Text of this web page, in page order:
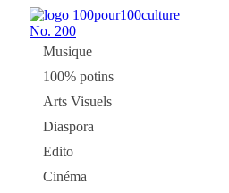
No. 200
Musique
100% potins
Arts Visuels
Diaspora
Edito
Cinéma